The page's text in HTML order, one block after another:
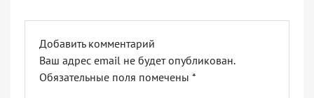
Добавить комментарий
Ваш адрес email не будет опубликован.
Обязательные поля помечены *